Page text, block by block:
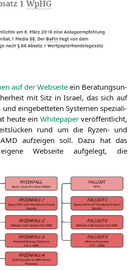
auf der Web­sei­te ein Bera­tungs­un­
mit Sitz in Isra­el, das sich auf
und ein­ge­bet­te­ten Sys­te­men spe­zia­li­
heu­te ein White­pa­perver­öf­fent­licht,
rund um die Ryzen- und
AMD auf­zei­gen soll. Dazu hat das
Web­sei­te auf­ge­legt, die